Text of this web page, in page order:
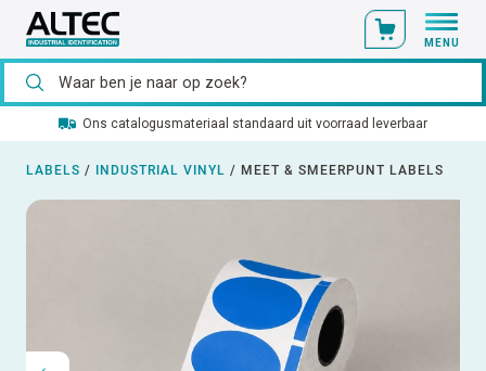
MENU
Ons catalogusmateriaal standaard uit voorraad leverbaar
LABELS / INDUSTRIAL VINYL / MEET & SMEERPUNT LABELS